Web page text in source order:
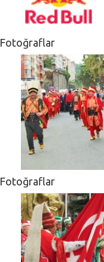
Fotoğraflar
Fotoğraflar